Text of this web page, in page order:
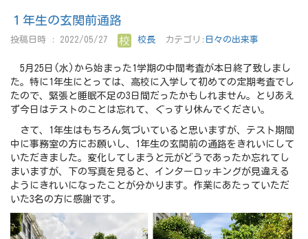
１年生の玄関前通路
投稿日時 : 2022/05/27 校長 カテゴリ: 日々の出来事
5月25日(水)から始まった1学期の中間考査が本日終了致しまし
た。特に1年生にとっては、高校に入学して初めての定期考査でし
たので、緊張と睡眠不足の3日間だったかもしれません。とりあえ
ず今日はテストのことは忘れて、ぐっすり休んでください。
さて、1年生はもちろん気づいていると思いますが、テスト期間
中に事務室の方にお願いし、1年生の玄関前の通路をきれいにして
いただきました。変化してしまうと元がどうであったか忘れてし
まいますが、下の写真を見ると、インターロッキングが見違える
ようにきれいになったことが分かります。作業にあたっていただ
いた3名の方に感謝です。